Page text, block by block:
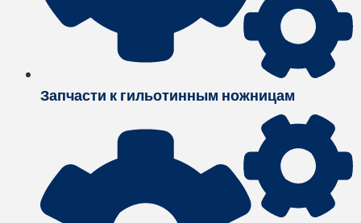
Запчасти к гильотинным ножницам